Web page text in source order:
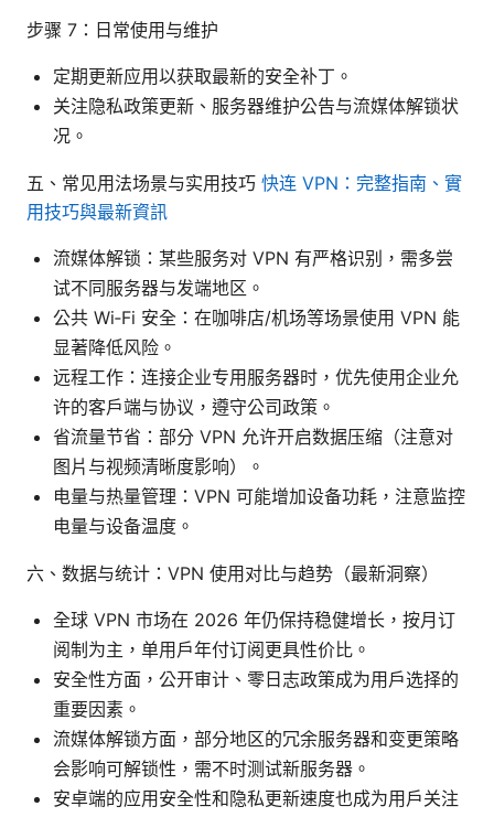
步骤 7：日常使用与维护
定期更新应用以获取最新的安全补丁。
关注隐私政策更新、服务器维护公告与流媒体解锁状
况。
五、常见用法场景与实用技巧 快连 VPN：完整指南、實
用技巧與最新資訊
流媒体解锁：某些服务对 VPN 有严格识别，需多尝
试不同服务器与发端地区。
公共 Wi‑Fi 安全：在咖啡店/机场等场景使用 VPN 能
显著降低风险。
远程工作：连接企业专用服务器时，优先使用企业允
许的客户端与协议，遵守公司政策。
省流量节省：部分 VPN 允许开启数据压缩（注意对
图片与视频清晰度影响）。
电量与热量管理：VPN 可能增加设备功耗，注意监控
电量与设备温度。
六、数据与统计：VPN 使用对比与趋势（最新洞察）
全球 VPN 市场在 2026 年仍保持稳健增长，按月订
阅制为主，单用户年付订阅更具性价比。
安全性方面，公开审计、零日志政策成为用户选择的
重要因素。
流媒体解锁方面，部分地区的冗余服务器和变更策略
会影响可解锁性，需不时测试新服务器。
安卓端的应用安全性和隐私更新速度也成为用户关注